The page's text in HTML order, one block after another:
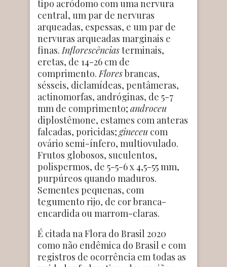
tipo acródomo com uma nervura
central, um par de nervuras
arqueadas, espessas, e um par de
nervuras arqueadas marginais e
finas. Inflorescênciasterminais,
eretas, de 14-26 cm de
comprimento. Floresbrancas,
sésseis, diclamídeas, pentâmeras,
actinomorfas, andróginas, de 5-7
mm de comprimento; androceu
diplostêmone, estames com anteras
falcadas, poricidas; gineceu com
ovário semi-ínfero, multiovulado.
Frutos globosos, suculentos,
polispermos, de 5-5-6 x 4,5-55 mm,
purpúreos quando maduros.
Sementes pequenas, com
tegumento rijo, de cor branca-
encardida ou marrom-claras.
É citada na Flora do Brasil 2020
como não endêmica do Brasil e com
registros de ocorrência em todas as